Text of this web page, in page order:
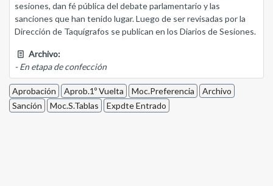
sesiones, dan fé pública del debate parlamentario y las
sanciones que han tenido lugar. Luego de ser revisadas por la
Dirección de Taquígrafos se publican en los Diarios de Sesiones.
Archivo:
- En etapa de confección
Aprobación Aprob.1º Vuelta Moc.Preferencia
Archivo
Sanción
Moc.S.Tablas Expdte Entrado